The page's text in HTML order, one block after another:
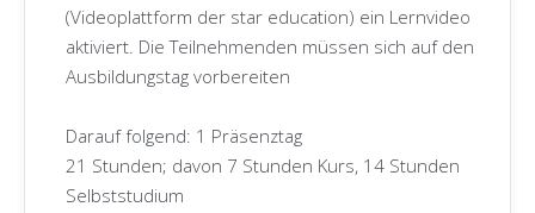
(Videoplattform der star education) ein Lernvideo
aktiviert. Die Teilnehmenden müssen sich auf den
Ausbildungstag vorbereiten
Darauf folgend: 1 Präsenztag
21 Stunden; davon 7 Stunden Kurs, 14 Stunden
Selbststudium